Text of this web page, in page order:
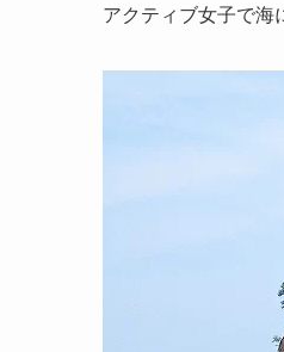
アクティブ女子で海